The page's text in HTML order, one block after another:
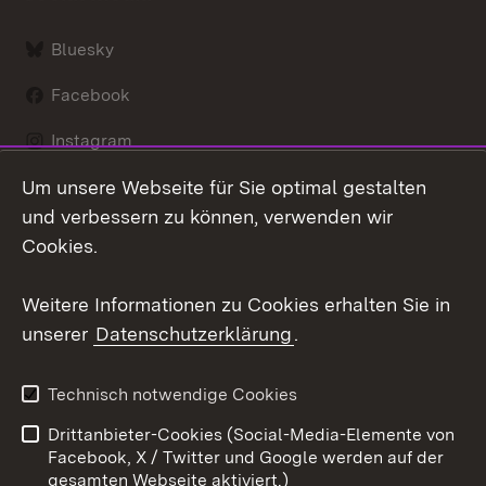
Bluesky
Facebook
Instagram
LinkedIn
Datenschutz
Barrierefreiheit
Impressum
Cookies
Um unsere Webseite für Sie optimal gestalten
und verbessern zu können, verwenden wir
Cookies.
Weitere Informationen zu Cookies erhalten Sie in
unserer Datenschutzerklärung.
Technisch notwendige Cookies
Drittanbieter-Cookies (Social-Media-Elemente von
Facebook, X / Twitter und Google werden auf der
gesamten Webseite aktiviert.)